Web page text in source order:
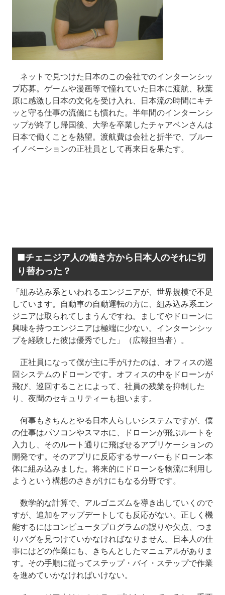
ネットで見つけた日本のこの会社でのインターンシッ
プ応募。ゲームや漫画等で憧れていた日本に渡航、秋葉
原に感激し日本の文化を受け入れ、日本流の時間にキチ
ッと守る仕事の流儀にも慣れた。半年間のインターンシ
ップが終了し帰国後、大学を卒業したチャアベンさんは
日本で働くことを熱望。渡航費は会社と折半で、ブルー
イノベーションの正社員として再来日を果たす。
■チェニジア人の働き方から日本人のそれに切
り替わった？
「組み込み系といわれるエンジニアが、世界規模で不足
しています。自動車の自動運転の方に、組み込み系エン
ジニアは取られてしまうんですね。ましてやドローンに
興味を持つエンジニアは極端に少ない。インターンシッ
プを経験した彼は優秀でした」（広報担当者）。
正社員になって僕が主に手がけたのは、オフィスの巡
回システムのドローンです。オフィスの中をドローンが
飛び、巡回することによって、社員の残業を抑制した
り、夜間のセキュリティーも担います。
何事もきちんとやる日本人らしいシステムですが、僕
の仕事はパソコンやスマホに、ドローンが飛ぶルートを
入力し、そのルート通りに飛ばせるアプリケーションの
開発です。そのアプリに反応するサーバーもドローン本
体に組み込みました。将来的にドローンを物流に利用し
ようという構想のさきがけにもなる分野です。
数学的な計算で、アルゴニズムを導き出していくので
すが、追加をアップデートしても反応がない。正しく機
能するにはコンピュータプログラムの誤りや欠点、つま
りバグを見つけていかなければなりません。日本人の仕
事にはどの作業にも、きちんとしたマニュアルがありま
す。その手順に従ってステップ・バイ・ステップで作業
を進めていかなければいけない。